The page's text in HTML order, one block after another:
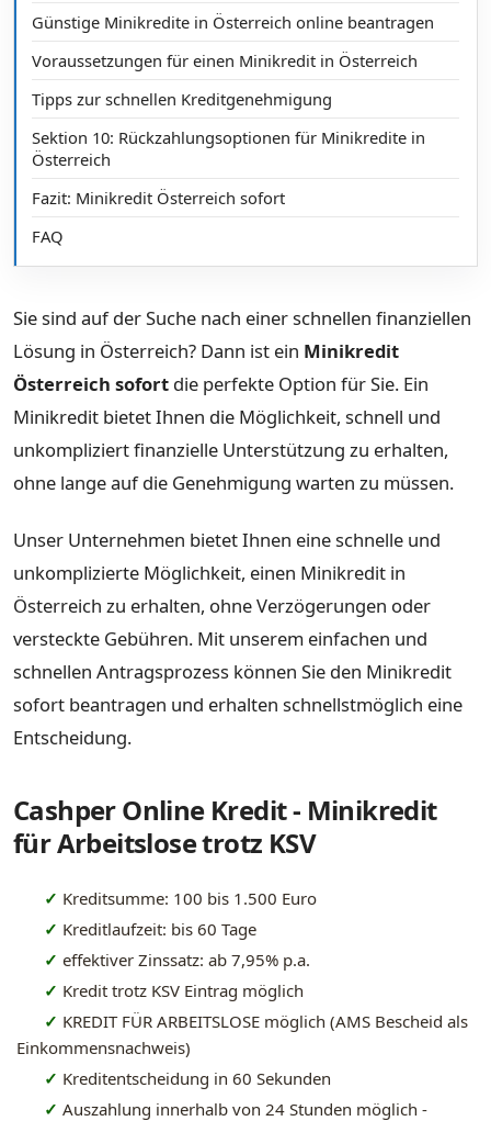
Günstige Minikredite in Österreich online beantragen
Voraussetzungen für einen Minikredit in Österreich
Tipps zur schnellen Kreditgenehmigung
Sektion 10: Rückzahlungsoptionen für Minikredite in
Österreich
Fazit: Minikredit Österreich sofort
FAQ
Sie sind auf der Suche nach einer schnellen finanziellen
Lösung in Österreich? Dann ist ein Minikredit
Österreich sofort die perfekte Option für Sie. Ein
Minikredit bietet Ihnen die Möglichkeit, schnell und
unkompliziert finanzielle Unterstützung zu erhalten,
ohne lange auf die Genehmigung warten zu müssen.
Unser Unternehmen bietet Ihnen eine schnelle und
unkomplizierte Möglichkeit, einen Minikredit in
Österreich zu erhalten, ohne Verzögerungen oder
versteckte Gebühren. Mit unserem einfachen und
schnellen Antragsprozess können Sie den Minikredit
sofort beantragen und erhalten schnellstmöglich eine
Entscheidung.
Cashper Online Kredit - Minikredit
für Arbeitslose trotz KSV
✓ Kreditsumme: 100 bis 1.500 Euro
✓ Kreditlaufzeit: bis 60 Tage
✓ effektiver Zinssatz: ab 7,95% p.a.
✓ Kredit trotz KSV Eintrag möglich
✓ KREDIT FÜR ARBEITSLOSE möglich (AMS Bescheid als
Einkommensnachweis)
✓ Kreditentscheidung in 60 Sekunden
✓ Auszahlung innerhalb von 24 Stunden möglich -